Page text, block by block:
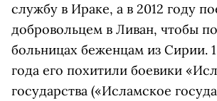
службу в Ираке, а в 2012 году
добровольцем в Ливан, чтобы
больницах беженцам из Сирии.
года его похитили боевики «
государства («Исламское